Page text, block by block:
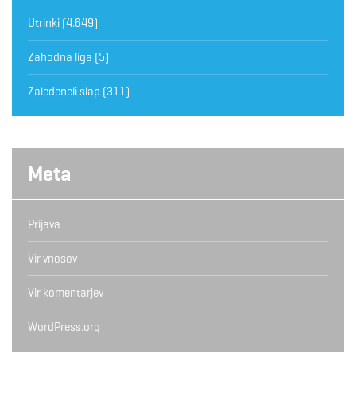
Utrinki (4.649)
Zahodna liga (5)
Zaledeneli slap (311)
Meta
Prijava
Vir vnosov
Vir komentarjev
WordPress.org